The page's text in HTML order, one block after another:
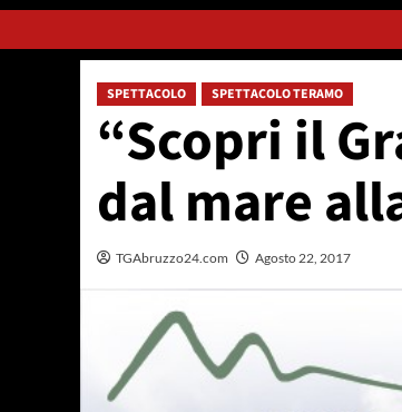
SPETTACOLO SPETTACOLO TERAMO
“Scopri il
dal mare
TGAbruzzo24.com Agosto 22, 2017